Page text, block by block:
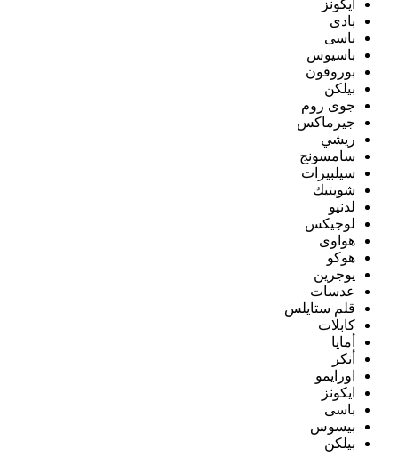
ايكونز
بادى
باسى
باسيوس
بوروفون
بيلكن
جوى روم
جيرماكس
ريشي
سامسونج
سيلبيرات
شويتيك
لدنيو
لوجيكس
هواوى
هوكو
يوجرين
عدسات
قلم ستايلس
كابلات
أمايا
أنكر
اورايمو
ايكونز
باسى
بيسوس
بيلكن